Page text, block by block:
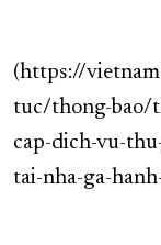
(https://
tuc/thong-bao/
cap-dich-vu-
tai-nha-ga-